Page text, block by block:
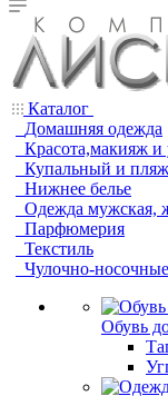
Каталог
Домашняя одежда
Красота,макияж и
Купальный и
Нижнее белье
Одежда мужская,
Парфюмерия
Текстиль
Чулочно-
Обувь